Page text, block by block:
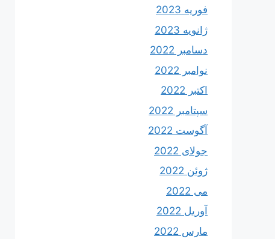
فوریه 2023
ژانویه 2023
دسامبر 2022
نوامبر 2022
اکتبر 2022
سپتامبر 2022
آگوست 2022
جولای 2022
ژوئن 2022
می 2022
آوریل 2022
مارس 2022